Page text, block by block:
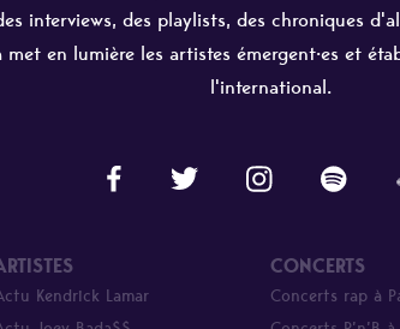
interviews, des playlists, des chroniques
met en lumière les artistes émergent·es et
l'international.
Kendrick Lamar
CONCERTS
Concerts rap à